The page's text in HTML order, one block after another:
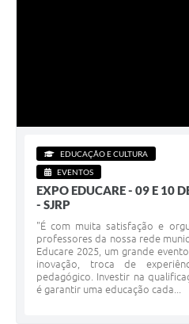
EDUCAÇÃO E CULTURA
EVENTOS
EXPO EDUCARE - 09 E 10
- SJRP
"É com muita satisfação e
professores da nossa rede
Educare 2025, um grande
inovação, troca de
pedagógico. Investir na
é garantir uma educação cada...